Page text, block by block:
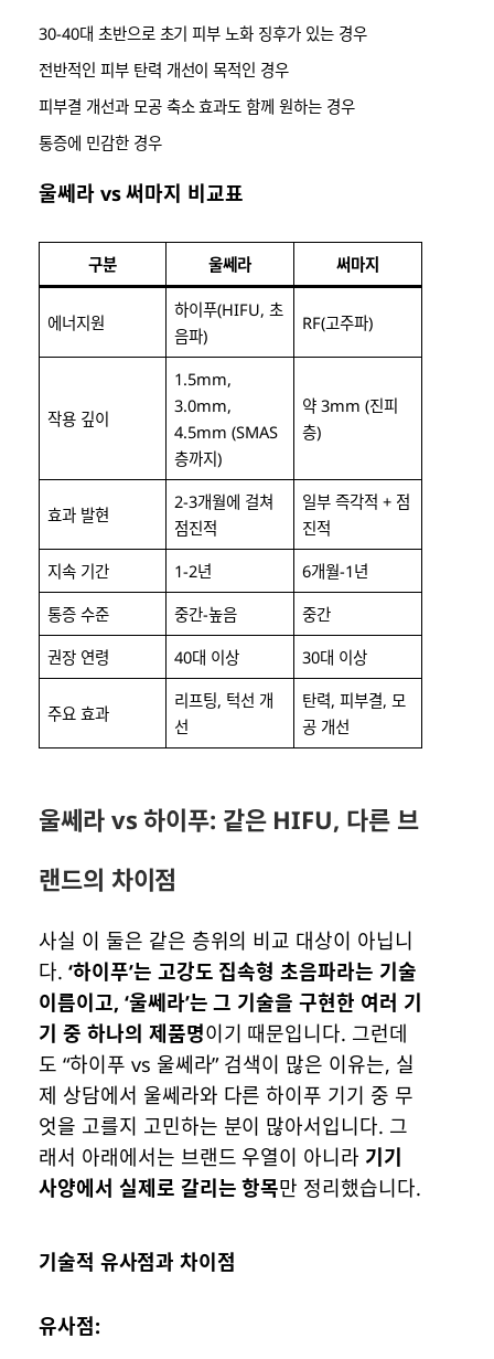
30-40대 초반으로 초기 피부 노화 징후가 있는 경우
전반적인 피부 탄력 개선이 목적인 경우
피부결 개선과 모공 축소 효과도 함께 원하는 경우
통증에 민감한 경우
울쎄라 vs 써마지 비교표
구분 울쎄라 써마지
에너지원
하이푸(HIFU, 초
음파)
RF(고주파)
작용 깊이
1.5mm,
3.0mm,
4.5mm (SMAS
층까지)
약 3mm (진피
층)
효과 발현
2-3개월에 걸쳐
점진적
일부 즉각적 + 점
진적
지속 기간
1-2년
6개월-1년
통증 수준
중간-높음
중간
권장 연령
40대 이상 30대 이상
주요 효과
리프팅, 턱선 개
선
탄력, 피부결, 모
공 개선
울쎄라 vs 하이푸: 같은 HIFU, 다른 브
랜드의 차이점
사실 이 둘은 같은 층위의 비교 대상이 아닙니
다. ‘하이푸’는 고강도 집속형 초음파라는 기술
이름이고, ‘울쎄라’는 그 기술을 구현한 여러 기
기 중 하나의 제품명이기 때문입니다. 그런데
도 “하이푸 vs 울쎄라” 검색이 많은 이유는, 실
제 상담에서 울쎄라와 다른 하이푸 기기 중 무
엇을 고를지 고민하는 분이 많아서입니다. 그
래서 아래에서는 브랜드 우열이 아니라 기기
사양에서 실제로 갈리는 항목만 정리했습니다.
기술적 유사점과 차이점
유사점: